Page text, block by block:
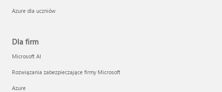
Azure dla uczniów
Dla firm
Microsoft AI
Rozwiązania zabezpieczające firmy Microsoft
Azure